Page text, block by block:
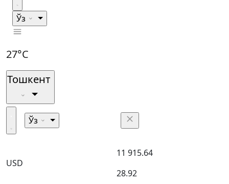
Ўз
27°C
Тошкент
Ўз
USD
11 915.64
28.92